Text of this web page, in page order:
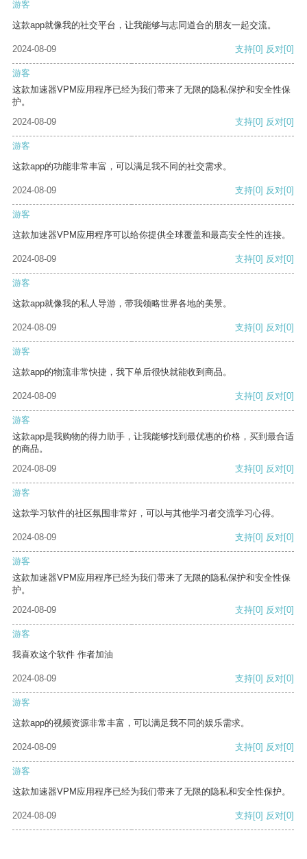
游客
这款app就像我的社交平台，让我能够与志同道合的朋友一起交流。
2024-08-09 支持[0] 反对[0]
游客
这款加速器VPM应用程序已经为我们带来了无限的隐私保护和安全性保
护。
2024-08-09
支持[0] 反对[0]
游客
这款app的功能非常丰富，可以满足我不同的社交需求。
2024-08-09 支持[0] 反对[0]
游客
这款加速器VPM应用程序可以给你提供全球覆盖和最高安全性的连接。
2024-08-09 支持[0] 反对[0]
游客
这款app就像我的私人导游，带我领略世界各地的美景。
2024-08-09 支持[0] 反对[0]
游客
这款app的物流非常快捷，我下单后很快就能收到商品。
2024-08-09 支持[0] 反对[0]
游客
这款app是我购物的得力助手，让我能够找到最优惠的价格，买到最合适
的商品。
2024-08-09
支持[0] 反对[0]
游客
这款学习软件的社区氛围非常好，可以与其他学习者交流学习心得。
2024-08-09 支持[0] 反对[0]
游客
这款加速器VPM应用程序已经为我们带来了无限的隐私保护和安全性保
护。
2024-08-09
支持[0] 反对[0]
游客
我喜欢这个软件 作者加油
2024-08-09 支持[0] 反对[0]
游客
这款app的视频资源非常丰富，可以满足我不同的娱乐需求。
2024-08-09 支持[0] 反对[0]
游客
这款加速器VPM应用程序已经为我们带来了无限的隐私和安全性保护。
2024-08-09 支持[0] 反对[0]